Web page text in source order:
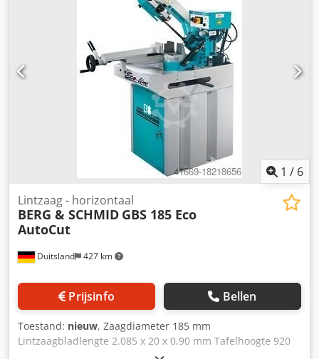
(rond) - Verstekverstelling via handwiel -
Zaagbladafmetingen: 5400 x 38 x 1,3 mm - Zaagsnelheid
traploos instelbaar van 19 - 130 m/min - Zaagdruk traploos
instelbaar van 0 - 10 m/min - Handmatige materiaalklem -
Voorgeselecteerde zaagbladslaghoogte - Microspray-
koelsysteem - Totaal aandrijfvermogen 400 V / 8 kW -
Benodigde ruimte ca. B 1800 x H 2000 x D 3250 mm -
Gewicht ca. 2200 kg - Aanvoer- en afvoerrollenbanen ca.
1 / 6
Duitsland 427 km
Lintzaag - horizontaal
BERG & SCHMID GBS 185 Eco
AutoCut
Prijsinfo Bellen
Toestand: nieuw, Zaagdiameter 185 mm
Lintzaagbladlengte 2.085 x 20 x 0,90 mm Tafelhoogte 920
mm Bandsnelheid 35 + 70 m/min Aansluitspanning 400 V